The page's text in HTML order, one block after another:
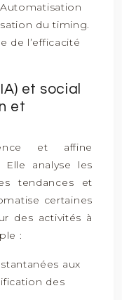
du timing.
de l’efficacité
et social
et
et affine
Elle analyse les
tendances et
certaines
des activités à
:
aux
des